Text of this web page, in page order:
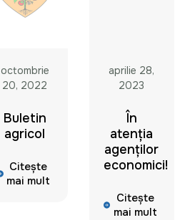
octombrie
20, 2022
Buletin
agricol
Citește
mai mult
aprilie 28,
2023
În
atenția
agenților
economici!
Citește
mai mult